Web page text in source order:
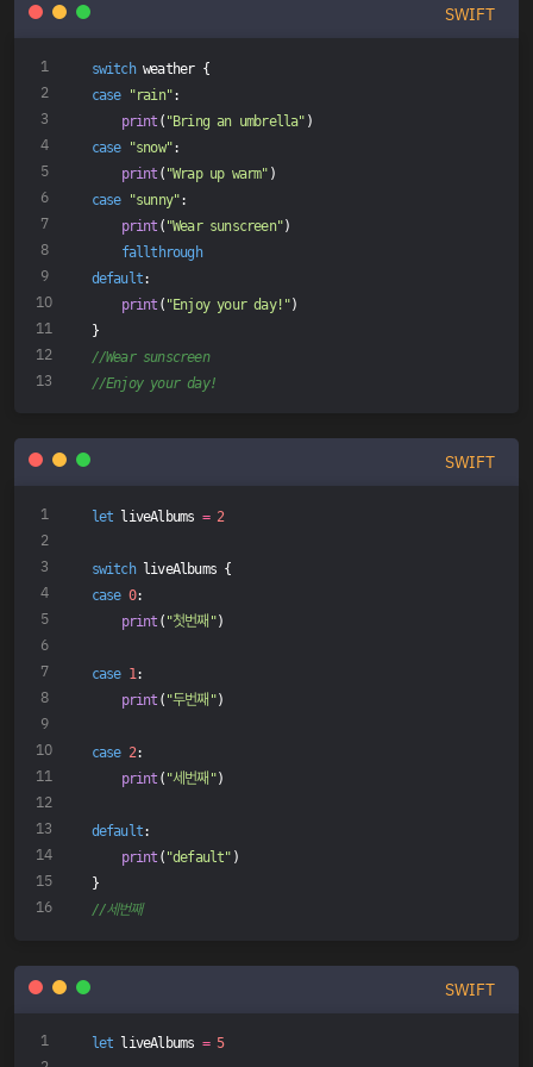
SWIFT
switch weather {
case
"rain":
print ( "Bring an umbrella" )
case
"snow":
print ( "Wrap up warm" )
case
"sunny":
print ( "Wear sunscreen")
fallthrough
default:
print ( "Enjoy your day!")
}
//Wear sunscreen
//Enjoy your day!
SWIFT
let liveAlbums = 2
switch liveAlbums {
case 0:
print ( "첫번째")
case 1:
print ( "두번째")
case 2:
print ( "세번째")
default:
print ( "default" )
}
//세번째
SWIFT
let liveAlbums = 5